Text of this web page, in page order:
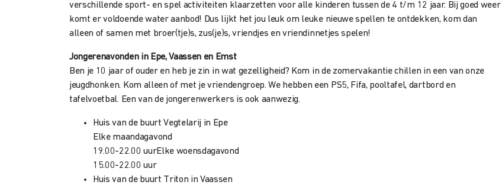
verschillende sport- en spel activiteiten klaarzetten voor alle kinderen tussen de 4 t/m 12 jaar. Bij goed weer
komt er voldoende water aanbod! Dus lijkt het jou leuk om leuke nieuwe spellen te ontdekken, kom dan
alleen of samen met broer(tje)s, zus(je)s, vriendjes en vriendinnetjes spelen!
Jongerenavonden in Epe, Vaassen en Emst
Ben je 10 jaar of ouder en heb je zin in wat gezelligheid? Kom in de zomervakantie chillen in een van onze
jeugdhonken. Kom alleen of met je vriendengroep. We hebben een PS5, Fifa, pooltafel, dartbord en
tafelvoetbal. Een van de jongerenwerkers is ook aanwezig.
Huis van de buurt Vegtelarij in Epe
Elke maandagavond
19.00-22.00 uurElke woensdagavond
15.00-22.00 uur
Huis van de buurt Triton in Vaassen